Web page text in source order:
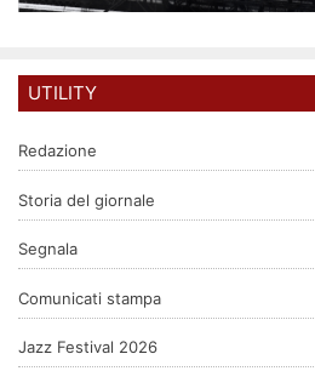
UTILITY
Redazione
Storia del giornale
Segnala
Comunicati stampa
Jazz Festival 2026